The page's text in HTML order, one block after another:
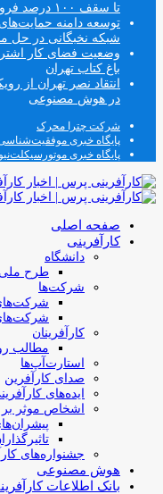
تا سقف ۱۰۰ درصد فروش دانش‌بنیان‌ها
توسعه دامنه
شبکه نخبگانی در حل
وضعیت فضای کار
باغ کتاب تهران
انتقاد نصر تهران از
در هوش مصنوعی
شرکت چترا محرک
پایگاه خبری
پایگاه خبری
صفحه اصلی
کارآفرینی
دانشگاه
طرح ملی
شرکت‌ها
کارآفرینان
مطالب
استارت‌آپ‌ها
صدای کارآفرین
ایده‌های
اشخاص موثر بر
جشنواره‌های
هوش مصنوعی
بانک اطلاعات